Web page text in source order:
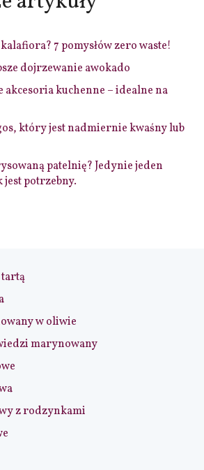
7 pomysłów zero waste!
dojrzewanie awokado
kuchenne – idealne na
który jest nadmiernie kwaśny lub
patelnię? Jedynie jeden
potrzebny.
tartą
w oliwie
marynowany
z rodzynkami